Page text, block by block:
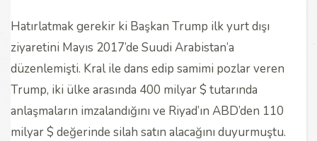
Hatırlatmak gerekir ki Başkan Trump ilk yurt dışı
ziyaretini Mayıs 2017’de Suudi Arabistan’a
düzenlemişti. Kral ile dans edip samimi pozlar veren
Trump, iki ülke arasında 400 milyar $ tutarında
anlaşmaların imzalandığını ve Riyad’ın ABD’den 110
milyar $ değerinde silah satın alacağını duyurmuştu.